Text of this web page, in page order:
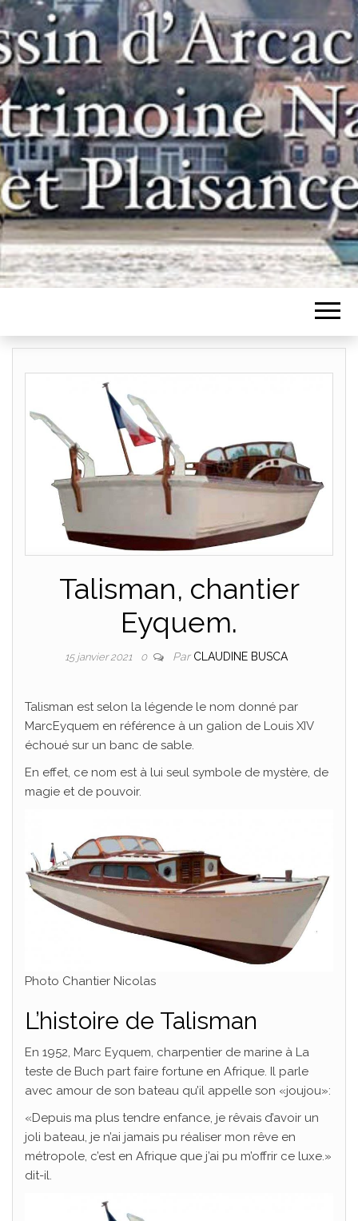
BASSIN
D'ARCACHON,
PATRIMOINE
NAVAL ET
PLAISANCE
Un site pour les inconditionnels des
bateaux et de l'histoire du bassin
d'Arcachon
Talisman, chantier
Eyquem.
15 janvier 2021 0 Par CLAUDINE BUSCA
Talisman est selon la légende le nom donné par
MarcEyquem en référence à un galion de Louis XIV
échoué sur un banc de sable.
En effet, ce nom est à lui seul symbole de mystère, de
magie et de pouvoir.
Photo Chantier Nicolas
L’histoire de Talisman
En 1952, Marc Eyquem, charpentier de marine à La
teste de Buch part faire fortune en Afrique. Il parle
avec amour de son bateau qu’il appelle son «joujou»:
«Depuis ma plus tendre enfance, je rêvais d’avoir un
joli bateau, je n’ai jamais pu réaliser mon rêve en
métropole, c’est en Afrique que j’ai pu m’offrir ce luxe.»
dit-il.